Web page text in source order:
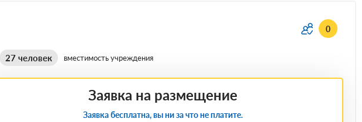
0
27 человек вместимость учреждения
Заявка на размещение
Заявка бесплатна, вы ни за что не платите.